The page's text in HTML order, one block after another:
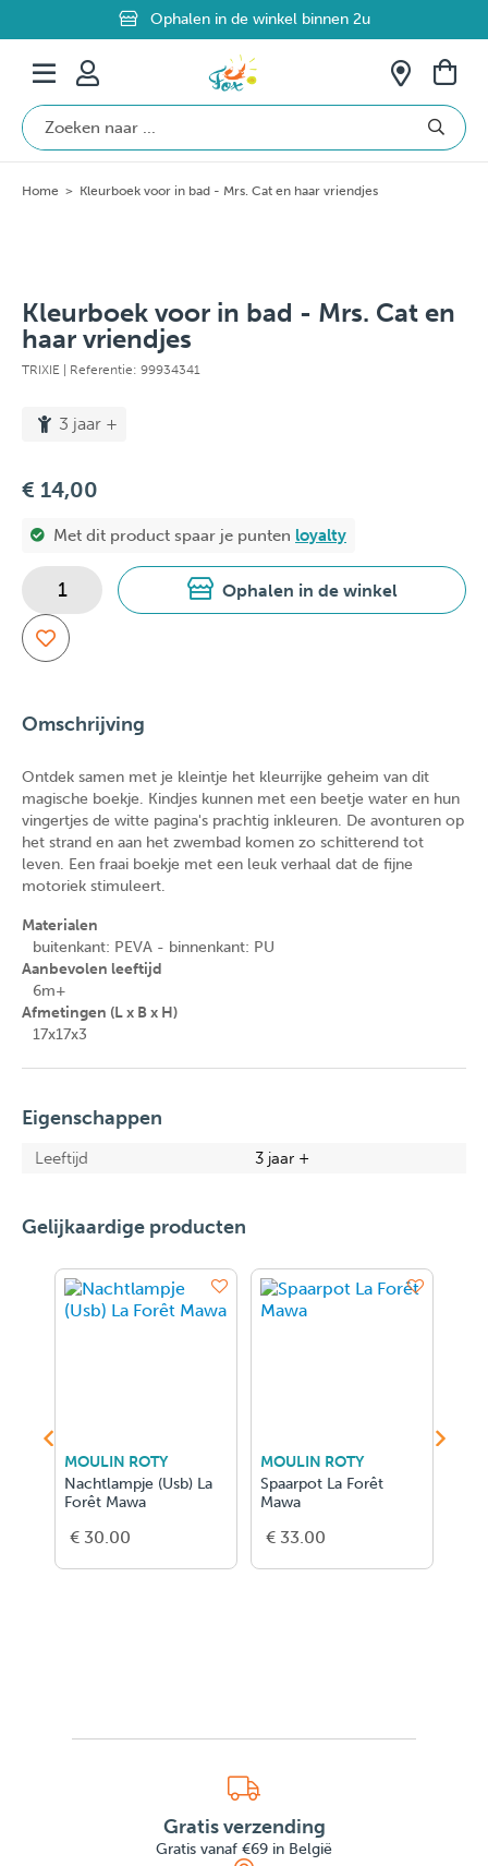
Ophalen in de winkel binnen 2u
Beveiligde betaling
Gratis verzending vanaf €69 in België
Home > Kleurboek voor in bad - Mrs. Cat en haar vriendjes
Kleurboek voor in bad - Mrs. Cat en
haar vriendjes
TRIXIE | Referentie: 99934341
3 jaar +
€ 14,00
Met dit product spaar je punten loyalty
Ophalen in de winkel
Omschrijving
Ontdek samen met je kleintje het kleurrijke geheim van dit
magische boekje. Kindjes kunnen met een beetje water en hun
vingertjes de witte pagina's prachtig inkleuren. De avonturen op
het strand en aan het zwembad komen zo schitterend tot
leven. Een fraai boekje met een leuk verhaal dat de fijne
motoriek stimuleert.
Materialen
buitenkant: PEVA - binnenkant: PU
Aanbevolen leeftijd
6m+
Afmetingen (L x B x H)
17x17x3
Eigenschappen
Leeftijd 3 jaar +
Gelijkaardige producten
MOULIN ROTY
Nachtlampje (Usb) La
Forêt Mawa
€ 30.00
MOULIN ROTY
Spaarpot La Forêt
Mawa
€ 33.00
Gratis verzending
Gratis vanaf €69 in België